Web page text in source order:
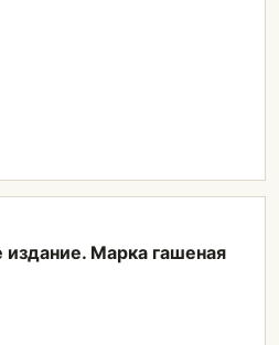
издание. Марка гашеная